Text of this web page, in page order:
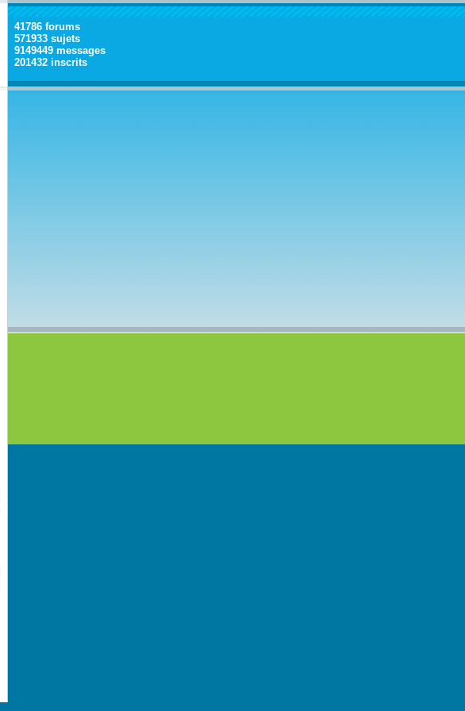
41786 forums
571933 sujets
9149449 messages
201432 inscrits